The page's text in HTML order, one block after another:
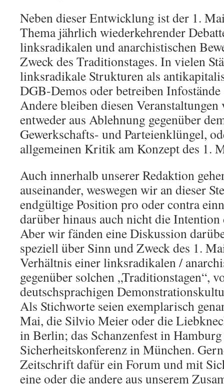
Neben dieser Entwicklung ist der 1.
Thema jährlich wiederkehrender
linksradikalen und anarchistischen
Zweck des Traditionstages. In vielen
linksradikale Strukturen als
DGB-Demos oder betreiben Infostände
Andere bleiben diesen
entweder aus Ablehnung gegenüber
Gewerkschafts- und Parteienklüngel,
allgemeinen Kritik am Konzept des 1.
Auch innerhalb unserer Redaktion
auseinander, weswegen wir an dieser
endgültige Position pro oder contra
darüber hinaus auch nicht die
Aber wir fänden eine Diskussion
speziell über Sinn und Zweck des 1.
Verhältnis einer linksradikalen /
gegenüber solchen „Traditionstagen“,
deutschsprachigen
Als Stichworte seien exemplarisch
Mai, die Silvio Meier oder die
in Berlin; das Schanzenfest in
Sicherheitskonferenz in München.
Zeitschrift dafür ein Forum und mit
eine oder die andere aus unserem